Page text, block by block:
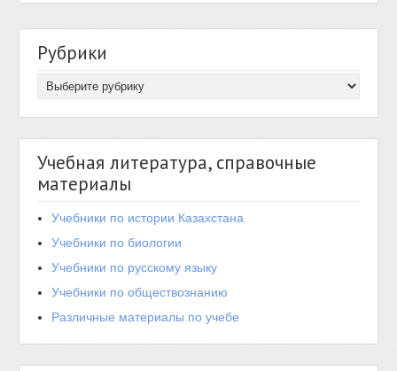
Рубрики
Учебная литература, справочные
материалы
Учебники по истории Казахстана
Учебники по биологии
Учебники по русскому языку
Учебники по обществознанию
Различные материалы по учебе